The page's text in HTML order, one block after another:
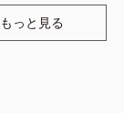
もっと見る